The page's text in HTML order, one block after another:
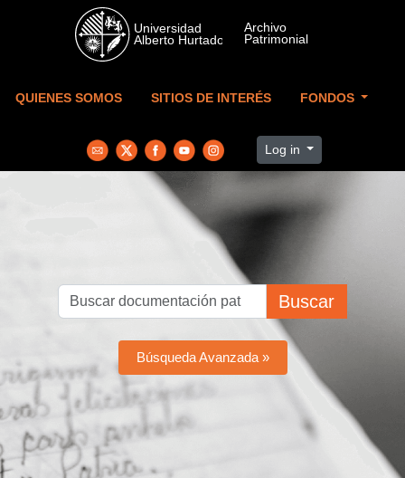
Skip to main content
QUIENES SOMOS SITIOS DE INTERÉS FONDOS
Log in
Buscar
Búsqueda Avanzada »